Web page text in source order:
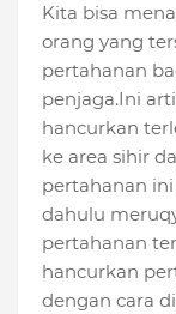
Kita bisa
orang yang
pertahanan
penjaga.Ini
hancurkan
ke area sihir
pertahanan
dahulu
pertahanan
hancurkan
dengan cara